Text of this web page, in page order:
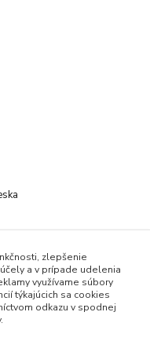
zlepšenie
a v prípade udelenia
využívame súbory
týkajúcich sa cookies
odkazu v spodnej